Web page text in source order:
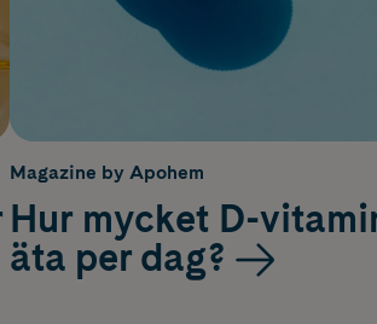
Magazine by Apohem
Hur mycket D-
äta per dag?